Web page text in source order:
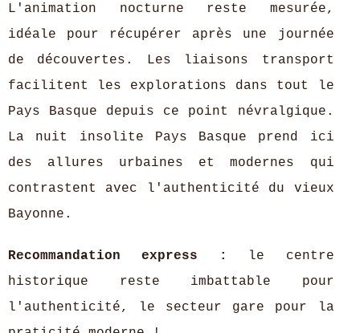
L'animation nocturne reste mesurée,
idéale pour récupérer après une journée
de découvertes. Les liaisons transport
facilitent les explorations dans tout le
Pays Basque depuis ce point névralgique.
La nuit insolite Pays Basque prend ici
des allures urbaines et modernes qui
contrastent avec l'authenticité du vieux
Bayonne.
Recommandation express :
le centre
historique reste imbattable pour
l'authenticité, le secteur gare pour la